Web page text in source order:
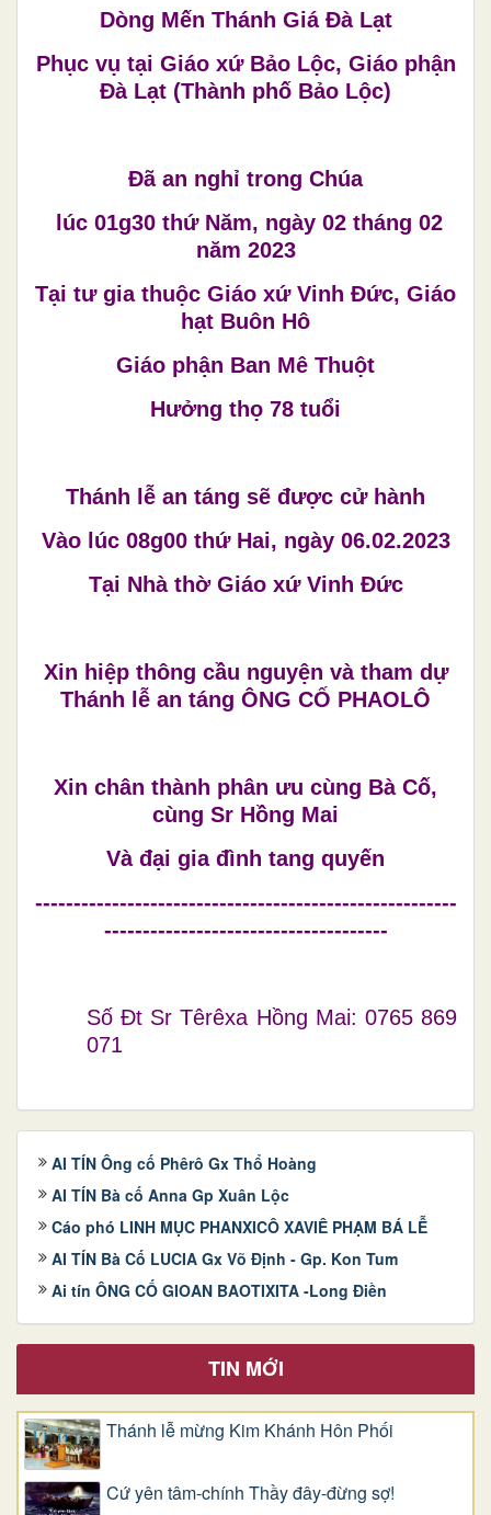
Dòng Mến Thánh Giá Đà Lạt
Phục vụ tại Giáo xứ Bảo Lộc, Giáo phận
Đà Lạt (Thành phố Bảo Lộc)
Đã an nghỉ trong Chúa
lúc 01g30 thứ Năm, ngày 02 tháng 02
năm 2023
Tại tư gia thuộc Giáo xứ Vinh Đức, Giáo
hạt Buôn Hô
Giáo phận Ban Mê Thuột
Hưởng thọ 78 tuổi
Thánh lễ an táng sẽ được cử hành
Vào lúc 08g00 thứ Hai, ngày 06.02.2023
Tại Nhà thờ Giáo xứ Vinh Đức
Xin hiệp thông cầu nguyện và tham dự
Thánh lễ an táng ÔNG CỐ PHAOLÔ
Xin chân thành phân ưu cùng Bà Cố,
cùng Sr Hồng Mai
Và đại gia đình tang quyến
-------------------------------------------------------
-------------------------------------
Số Đt Sr Têrêxa Hồng Mai: 0765 869
071
AI TÍN Ông cố Phêrô Gx Thổ Hoàng
AI TÍN Bà cố Anna Gp Xuân Lộc
Cáo phó LINH MỤC PHANXICÔ XAVIÊ PHẠM BÁ LỄ
AI TÍN Bà Cố LUCIA Gx Võ Định - Gp. Kon Tum
Ai tín ÔNG CỐ GIOAN BAOTIXITA -Long Điền
TIN MỚI
Thánh lễ mừng Kim Khánh Hôn Phối
Cứ yên tâm-chính Thầy đây-đừng sợ!